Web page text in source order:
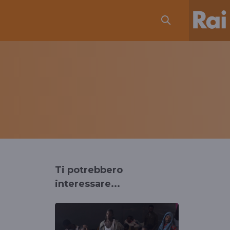
Ti potrebbero
interessare...